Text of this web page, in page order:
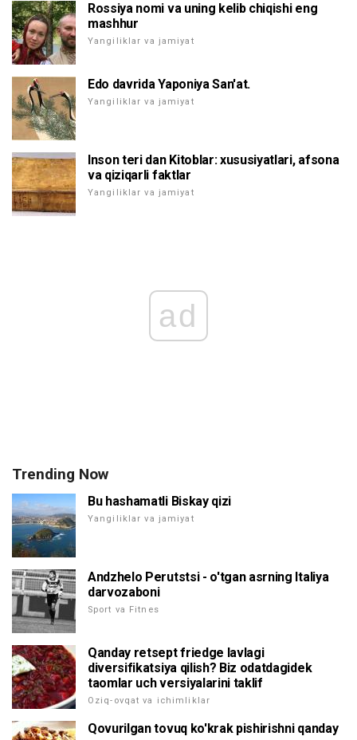
Rossiya nomi va uning kelib chiqishi eng
mashhur
Yangiliklar va jamiyat
Edo davrida Yaponiya San'at.
Yangiliklar va jamiyat
Inson teri dan Kitoblar: xususiyatlari, afsona
va qiziqarli faktlar
Yangiliklar va jamiyat
ad
Trending Now
Bu hashamatli Biskay qizi
Yangiliklar va jamiyat
Andzhelo Perutstsi - o'tgan asrning Italiya
darvozaboni
Sport va Fitnes
Qanday retsept friedge lavlagi
diversifikatsiya qilish? Biz odatdagidek
taomlar uch versiyalarini taklif
Oziq-ovqat va ichimliklar
Qovurilgan tovuq ko'krak pishirishni qanday